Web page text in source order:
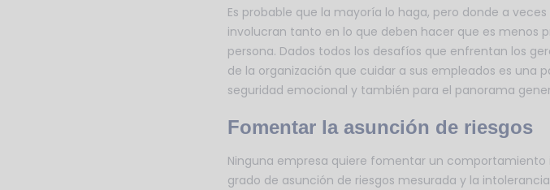
Es probable que la mayoría lo haga, pero donde a
involucran tanto en lo que deben hacer que es menos
persona. Dados todos los desafíos que enfrentan los
de la organización que cuidar a sus empleados es una
seguridad emocional y también para el panorama
Fomentar la asunción de riesgos
Ninguna empresa quiere fomentar un
grado de asunción de riesgos mesurada y la